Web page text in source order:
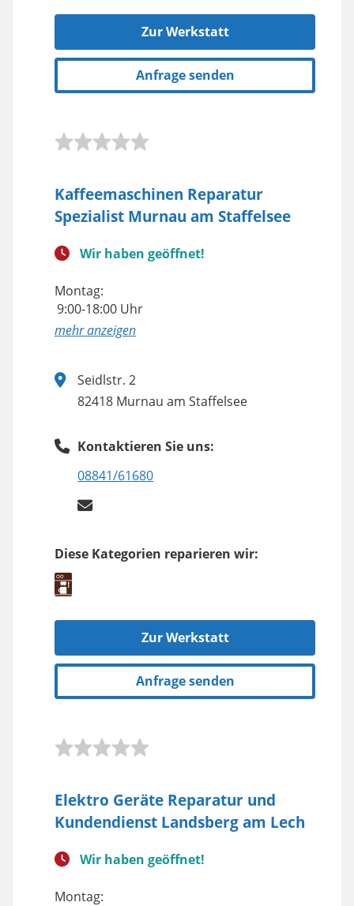
Zur Werkstatt
Anfrage senden
Kaffeemaschinen Reparatur
Spezialist Murnau am Staffelsee
Wir haben geöffnet!
Montag:
9:00-18:00 Uhr
anzeigen
Seidlstr. 2
82418 Murnau am Staffelsee
Kontaktieren Sie uns:
08841/61680
Diese Kategorien reparieren wir:
Zur Werkstatt
Anfrage senden
Elektro Geräte Reparatur und
Kundendienst Landsberg am Lech
Wir haben geöffnet!
Montag: